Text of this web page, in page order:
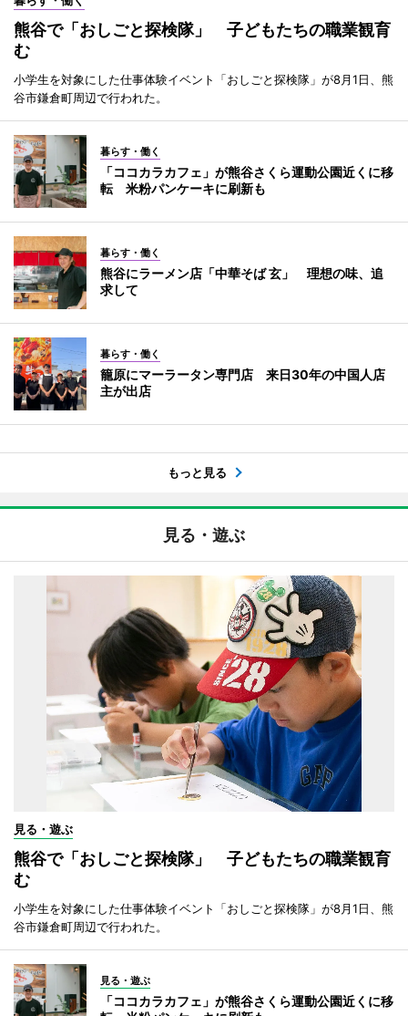
熊谷で「おしごと探検隊」 子どもたちの職業観育
む
小学生を対象にした仕事体験イベント「おしごと探検隊」が8月1日、熊
谷市鎌倉町周辺で行われた。
暮らす・働く
「ココカラカフェ」が熊谷さくら運動公園近くに移
転 米粉パンケーキに刷新も
暮らす・働く
熊谷にラーメン店「中華そば 玄」 理想の味、追
求して
暮らす・働く
籠原にマーラータン専門店 来日30年の中国人店
主が出店
もっと見る
見る・遊ぶ
見る・遊ぶ
熊谷で「おしごと探検隊」 子どもたちの職業観育
む
小学生を対象にした仕事体験イベント「おしごと探検隊」が8月1日、熊
谷市鎌倉町周辺で行われた。
見る・遊ぶ
「ココカラカフェ」が熊谷さくら運動公園近くに移